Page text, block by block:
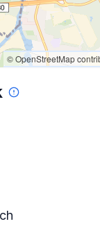
© OpenStreetMap